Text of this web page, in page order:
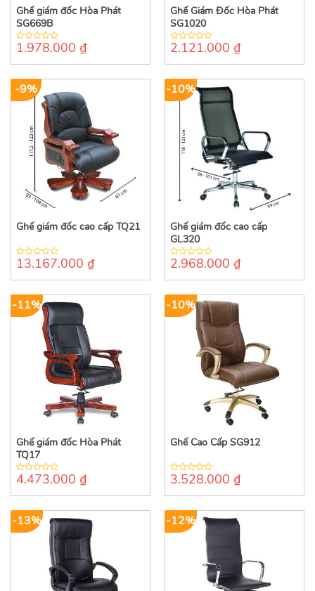
Ghế giám đốc Hòa Phát
SG669B
0
of
1.978.000 ₫
Ghế Giám Đốc Hòa Phát
SG1020
0
of
2.121.000 ₫
-9%
Ghế giám đốc cao cấp TQ21
0
of
13.167.000 ₫
-10%
Ghế giám đốc cao cấp
GL320
0
of
2.968.000 ₫
-11%
Ghế giám đốc Hòa Phát
TQ17
0
of
4.473.000 ₫
-10%
Ghế Cao Cấp SG912
0
of
3.528.000 ₫
-13% -12%